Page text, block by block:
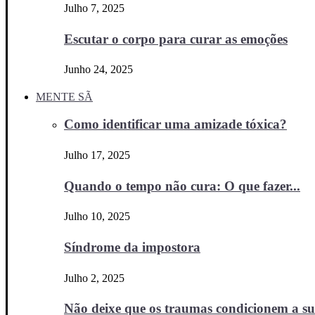
Julho 7, 2025
Escutar o corpo para curar as emoções
Junho 24, 2025
MENTE SÃ
Como identificar uma amizade tóxica?
Julho 17, 2025
Quando o tempo não cura: O que fazer...
Julho 10, 2025
Síndrome da impostora
Julho 2, 2025
Não deixe que os traumas condicionem a